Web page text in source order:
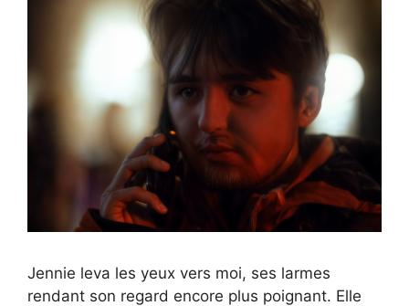
Jennie leva les yeux vers moi, ses larmes
rendant son regard encore plus poignant. Elle